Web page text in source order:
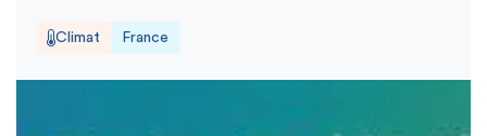
Climat France